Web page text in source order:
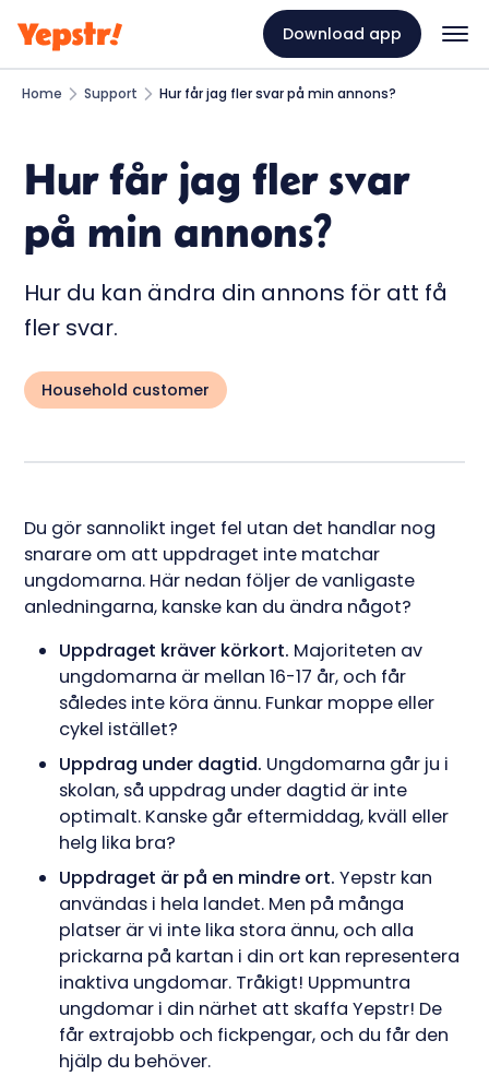
Download app
Home Support Hur får jag fler svar på min annons?
Hur får jag fler svar
på min annons?
Hur du kan ändra din annons för att få
fler svar.
Household customer
Du gör sannolikt inget fel utan det handlar nog
snarare om att uppdraget inte matchar
ungdomarna. Här nedan följer de vanligaste
anledningarna, kanske kan du ändra något?
Uppdraget kräver körkort. Majoriteten av
ungdomarna är mellan 16-17 år, och får
således inte köra ännu. Funkar moppe eller
cykel istället?
Uppdrag under dagtid. Ungdomarna går ju i
skolan, så uppdrag under dagtid är inte
optimalt. Kanske går eftermiddag, kväll eller
helg lika bra?
Uppdraget är på en mindre ort. Yepstr kan
användas i hela landet. Men på många
platser är vi inte lika stora ännu, och alla
prickarna på kartan i din ort kan representera
inaktiva ungdomar. Tråkigt! Uppmuntra
ungdomar i din närhet att skaffa Yepstr! De
får extrajobb och fickpengar, och du får den
hjälp du behöver.